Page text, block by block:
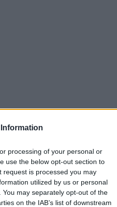
processing of your personal or
use the below opt-out section to
is processed you may
utilized by us or personal
may separately opt-out of the
on the IAB’s list of downstream